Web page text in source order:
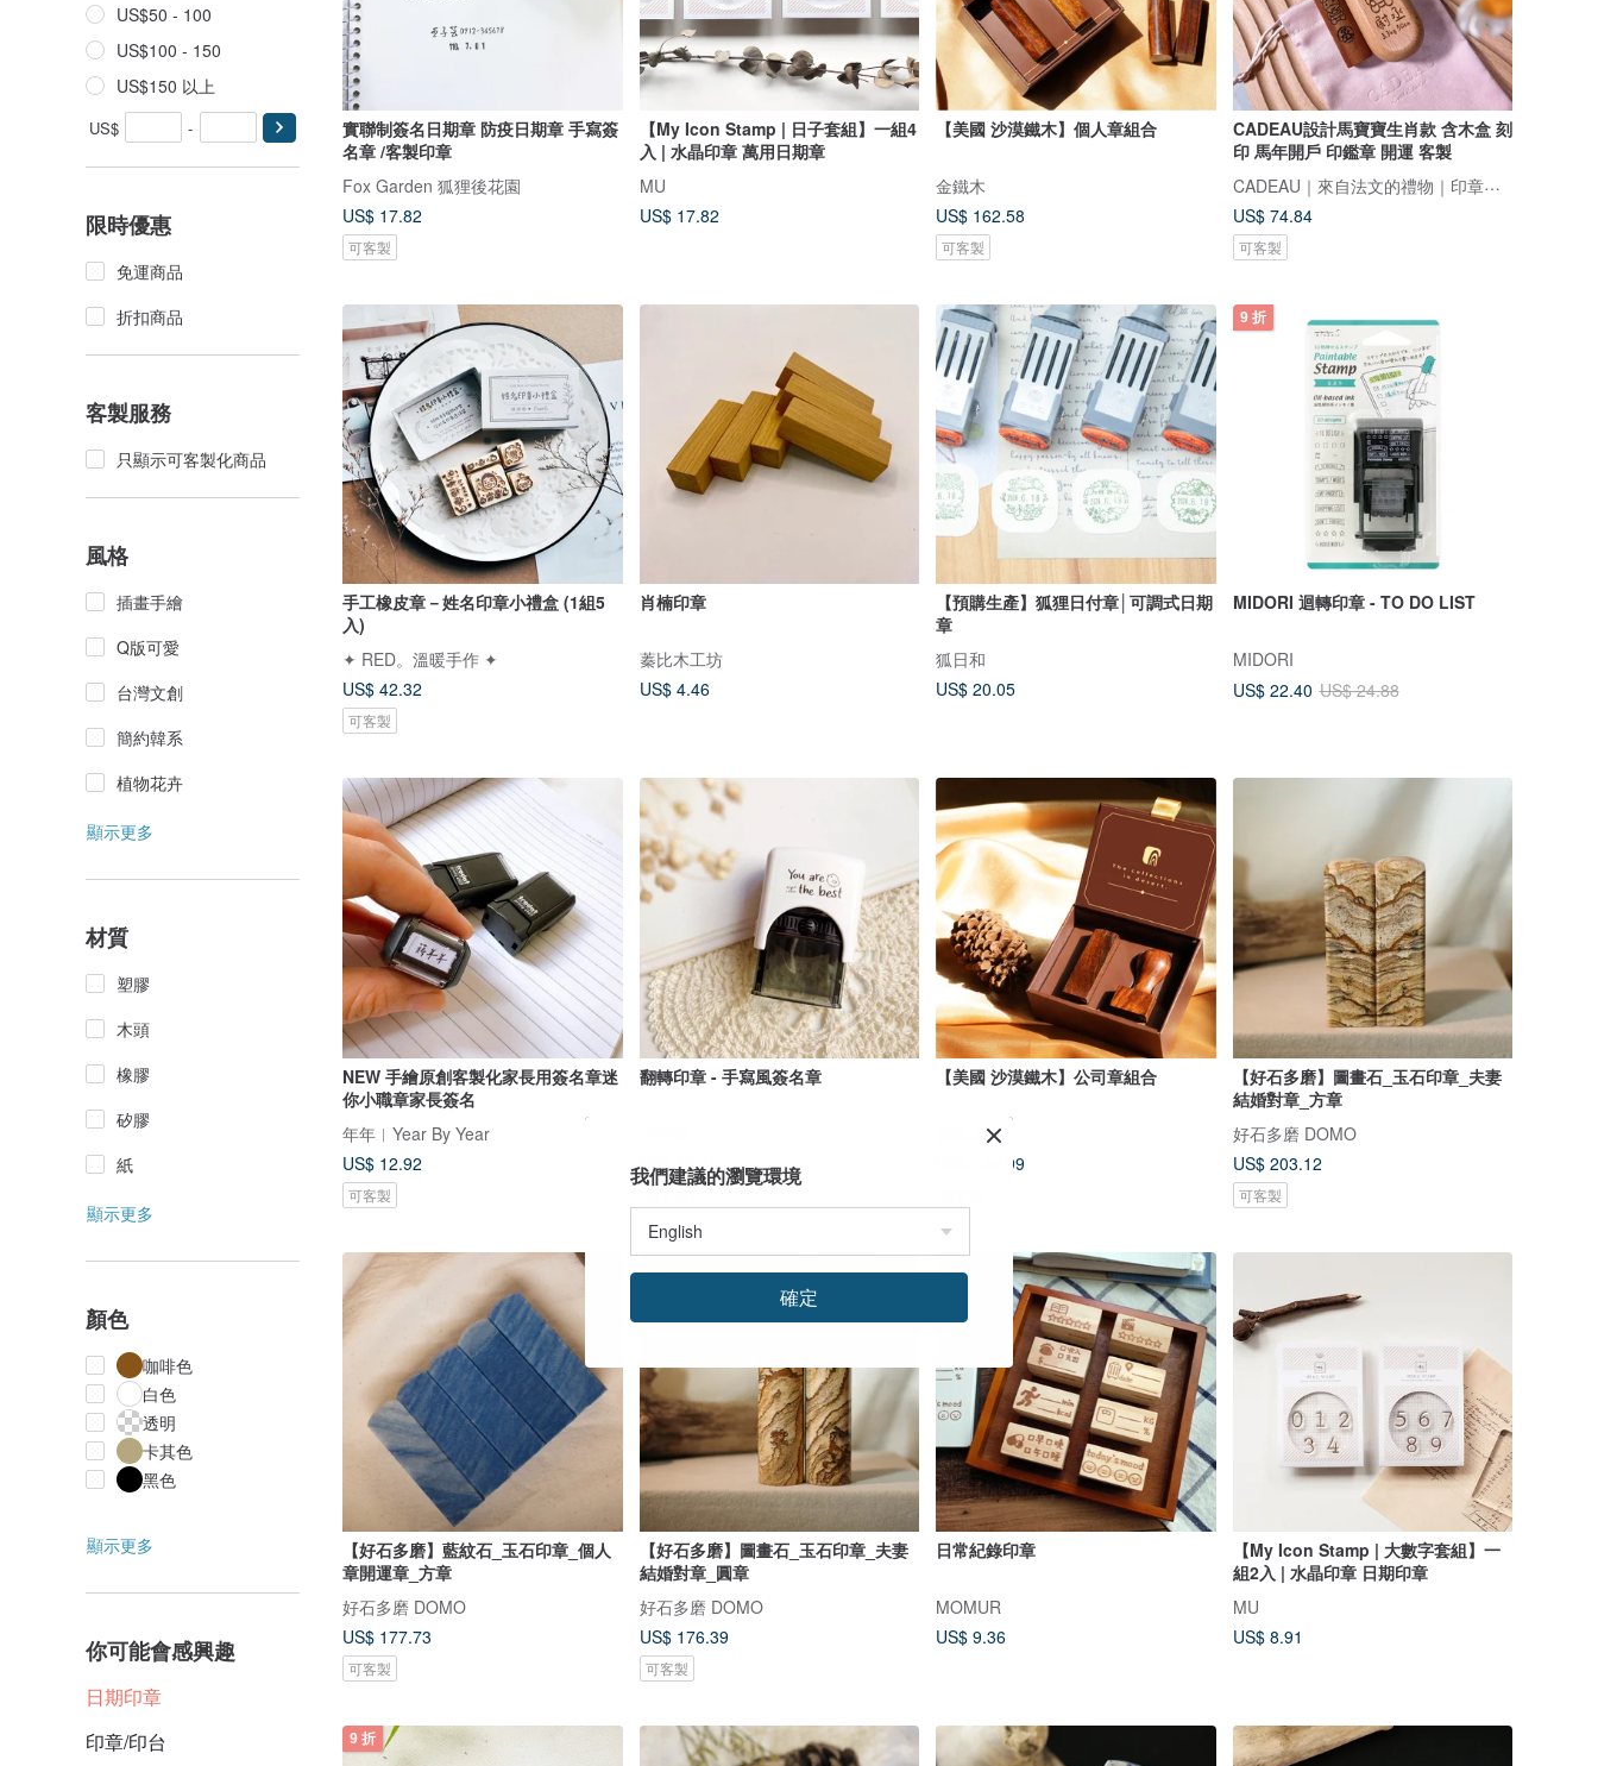
US$50 - 100
US$100 - 150
US$150 以上
US$ -
限時優惠
免運商品
折扣商品
客製服務
只顯示可客製化商品
風格
插畫手繪
Q版可愛
台灣文創
簡約韓系
植物花卉
顯示更多
材質
塑膠
木頭
橡膠
矽膠
紙
顯示更多
顏色
咖啡色
白色
透明
卡其色
黑色
顯示更多
你可能會感興趣
日期印章
印章/印台
實聯制簽名日期章 防疫日期章 手寫簽
名章 /客製印章
Fox Garden 狐狸後花園
US$ 17.82
可客製
【My Icon Stamp | 日子套組】一組4
入 | 水晶印章 萬用日期章
MU
US$ 17.82
【美國 沙漠鐵木】個人章組合
金鐵木
US$ 162.58
可客製
CADEAU設計馬寶寶生肖款 含木盒 刻
印 馬年開戶 印鑑章 開運 客製
CADEAU｜來自法文的禮物｜印章工作室
US$ 74.84
可客製
手工橡皮章－姓名印章小禮盒 (1組5
入)
✦ RED。溫暖手作 ✦
US$ 42.32
可客製
肖楠印章
蓁比木工坊
US$ 4.46
【預購生產】狐狸日付章│可調式日期
章
狐日和
US$ 20.05
9 折
MIDORI 迴轉印章 - TO DO LIST
MIDORI
US$ 22.40 US$ 24.88
NEW 手繪原創客製化家長用簽名章迷
你小職章家長簽名
年年︱Year By Year
US$ 12.92
可客製
翻轉印章 - 手寫風簽名章
US$ 15.15
【美國 沙漠鐵木】公司章組合
US$ 146.99
【好石多磨】圖畫石_玉石印章_夫妻
結婚對章_方章
好石多磨 DOMO
US$ 203.12
可客製
【好石多磨】藍紋石_玉石印章_個人
章開運章_方章
好石多磨 DOMO
US$ 177.73
可客製
【好石多磨】圖畫石_玉石印章_夫妻
結婚對章_圓章
好石多磨 DOMO
US$ 176.39
可客製
日常紀錄印章
MOMUR
US$ 9.36
【My Icon Stamp | 大數字套組】一
組2入 | 水晶印章 日期印章
MU
US$ 8.91
9 折
我們建議的瀏覽環境
確定